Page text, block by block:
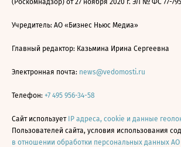
(Роскомнадзор) от 27 ноября 2020 г. ЭЛ № ФС 77-
Учредитель: АО «Бизнес Ньюс Медиа»
Главный редактор: Казьмина Ирина Сергеевна
Электронная почта: news@vedomosti.ru
Телефон: +7 495 956-34-58
Сайт использует IP адреса, cookie и данные
Пользователей сайта, условия использования
в отношении обработки персональных данных